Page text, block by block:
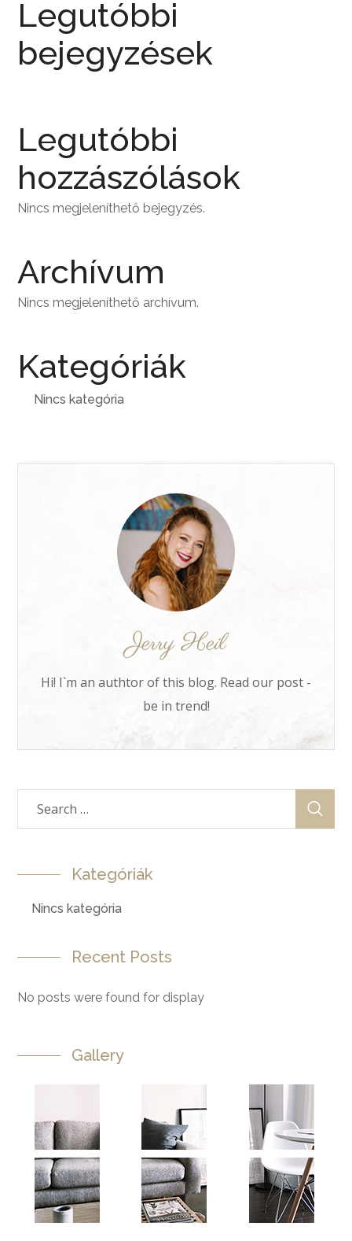
Legutóbbi
bejegyzések
Legutóbbi
hozzászólások
Nincs megjeleníthető bejegyzés.
Archívum
Nincs megjeleníthető archívum.
Kategóriák
Nincs kategória
Hi! I`m an authtor of this blog. Read our post -
be in trend!
Kategóriák
Nincs kategória
Recent Posts
No posts were found for display
Gallery